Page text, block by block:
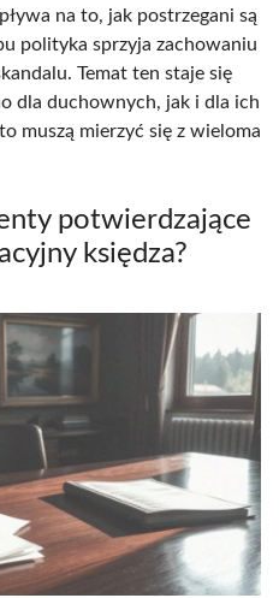
na to, jak postrzegani są
polityka sprzyja zachowaniu
Temat ten staje się
dla duchownych, jak i dla ich
muszą mierzyć się z wieloma
potwierdzające
księdza?